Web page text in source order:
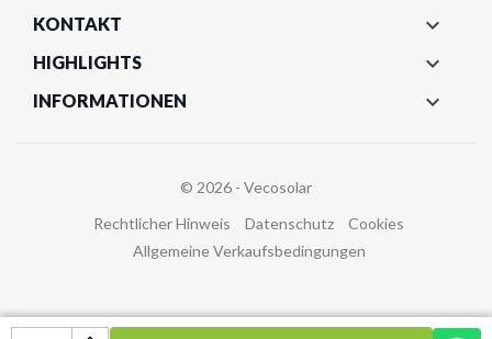
KONTAKT 
HIGHLIGHTS 
INFORMATIONEN 
© 2026 - Vecosolar
Rechtlicher Hinweis
Datenschutz
Cookies
Allgemeine Verkaufsbedingungen